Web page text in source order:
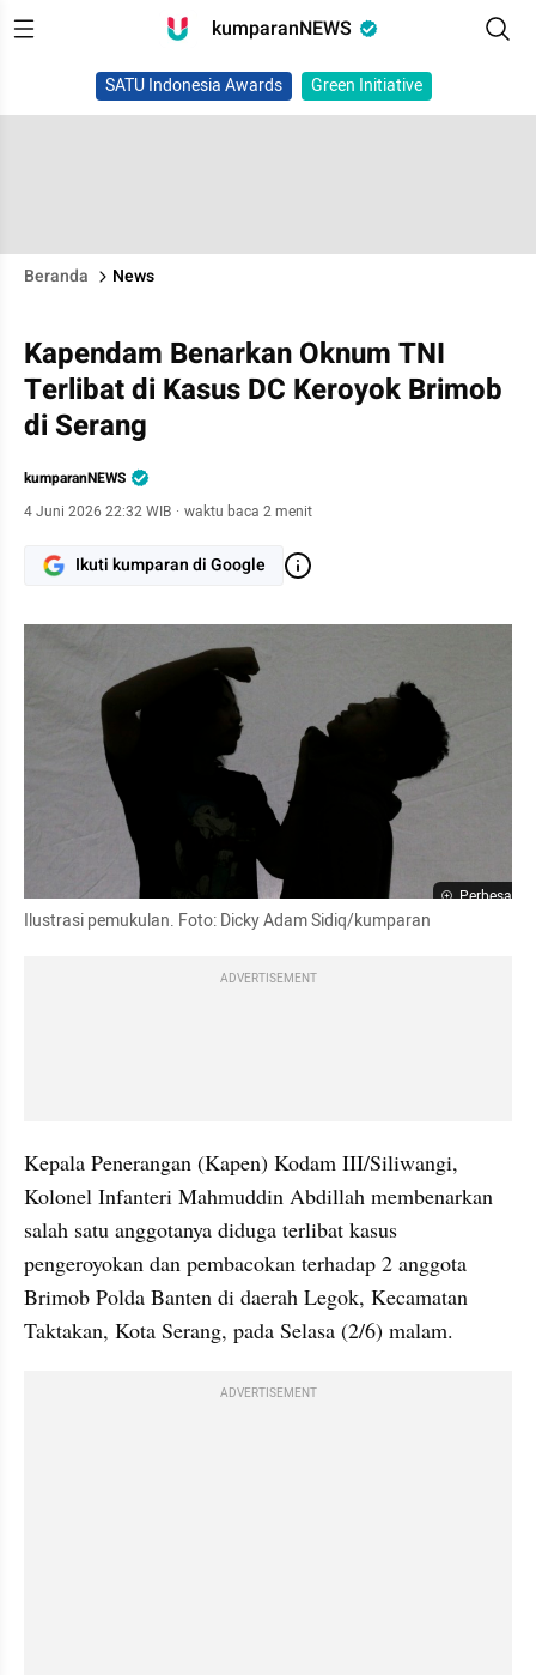
kumparanNEWS
SATU Indonesia Awards Green Initiative
Beranda News
Kapendam Benarkan Oknum TNI
Terlibat di Kasus DC Keroyok Brimob
di Serang
kumparanNEWS
4 Juni 2026 22:32 WIB · waktu baca 2 menit
Ikuti kumparan di Google
Perbesar
Ilustrasi pemukulan. Foto: Dicky Adam Sidiq/kumparan
ADVERTISEMENT
Kepala Penerangan (Kapen) Kodam III/Siliwangi,
Kolonel Infanteri Mahmuddin Abdillah membenarkan
salah satu anggotanya diduga terlibat kasus
pengeroyokan dan pembacokan terhadap 2 anggota
Brimob Polda Banten di daerah Legok, Kecamatan
Taktakan, Kota Serang, pada Selasa (2/6) malam.
ADVERTISEMENT